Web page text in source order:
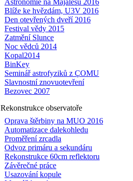
Astronomie na Majálesu 2016
Blíže ke hvězdám, U3V 2016
Den otevřených dveří 2016
Festival vědy 2015
Zatmění Slunce
Noc vědců 2014
Kopal2014
BinKey
Seminář astrofyziků z ÇOMU
Slavnostní znovuotevření
Bezovec 2007
Rekonstrukce observatoře
Oprava štěrbiny na MUO 2016
Automatizace dalekohledu
Proměření zrcadla
Odvoz primáru a sekundáru
Rekonstrukce 60cm reflektoru
Závěrečné práce
Usazování kopule